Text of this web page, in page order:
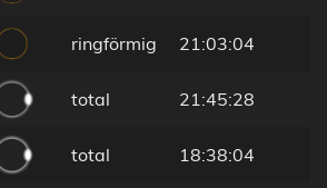
ringförmig 21:03:04
total 21:45:28
total 18:38:04